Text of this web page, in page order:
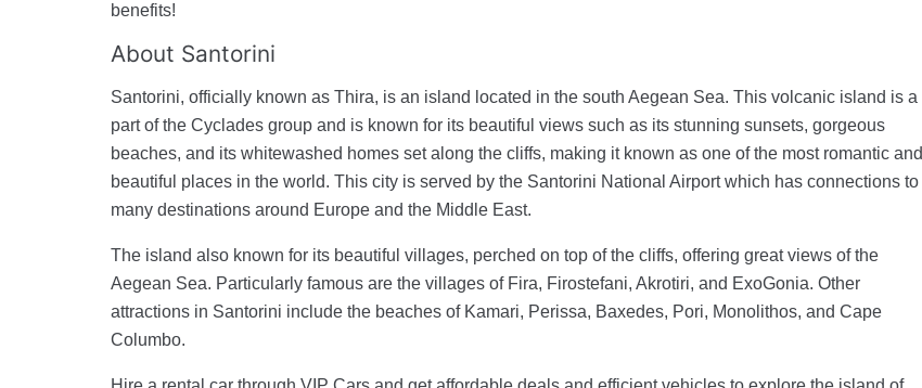
benefits!
About Santorini
Santorini, officially known as Thira, is an island located in the south Aegean Sea. This volcanic island is a
part of the Cyclades group and is known for its beautiful views such as its stunning sunsets, gorgeous
beaches, and its whitewashed homes set along the cliffs, making it known as one of the most romantic and
beautiful places in the world. This city is served by the Santorini National Airport which has connections to
many destinations around Europe and the Middle East.
The island also known for its beautiful villages, perched on top of the cliffs, offering great views of the
Aegean Sea. Particularly famous are the villages of Fira, Firostefani, Akrotiri, and ExoGonia. Other
attractions in Santorini include the beaches of Kamari, Perissa, Baxedes, Pori, Monolithos, and Cape
Columbo.